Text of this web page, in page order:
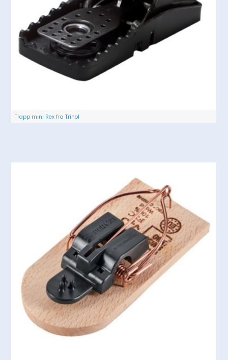
Trapp mini Rex fra Trinol